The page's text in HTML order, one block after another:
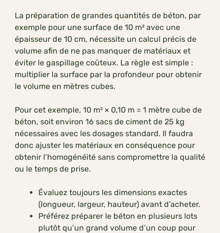
La préparation de grandes quantités de béton, par
exemple pour une surface de 10 m² avec une
épaisseur de 10 cm, nécessite un calcul précis de
volume afin de ne pas manquer de matériaux et
éviter le gaspillage coûteux. La règle est simple :
multiplier la surface par la profondeur pour obtenir
le volume en mètres cubes.
Pour cet exemple, 10 m² × 0,10 m = 1 mètre cube de
béton, soit environ 16 sacs de ciment de 25 kg
nécessaires avec les dosages standard. Il faudra
donc ajuster les matériaux en conséquence pour
obtenir l’homogénéité sans compromettre la qualité
ou le temps de prise.
Évaluez toujours les dimensions exactes
(longueur, largeur, hauteur) avant d’acheter.
Préférez préparer le béton en plusieurs lots
plutôt qu’un grand volume d’un coup pour